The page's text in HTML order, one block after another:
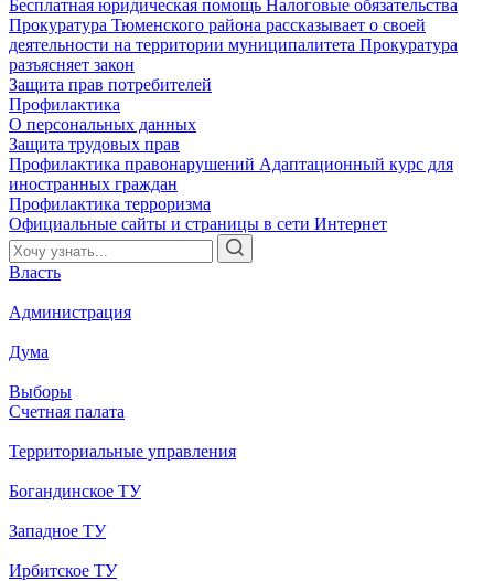
Бесплатная юридическая помощь Налоговые обязательства
Прокуратура Тюменского района рассказывает о своей
деятельности на территории муниципалитета Прокуратура
разъясняет закон
Защита прав потребителей
Профилактика
О персональных данных
Защита трудовых прав
Профилактика правонарушений Адаптационный курс для
иностранных граждан
Профилактика терроризма
Официальные сайты и страницы в сети Интернет
Власть
Администрация
Дума
Выборы
Счетная палата
Территориальные управления
Богандинское ТУ
Западное ТУ
Ирбитское ТУ